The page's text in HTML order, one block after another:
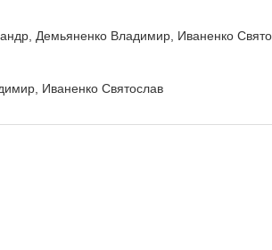
Демьяненко Владимир, Иваненко
Иваненко Святослав